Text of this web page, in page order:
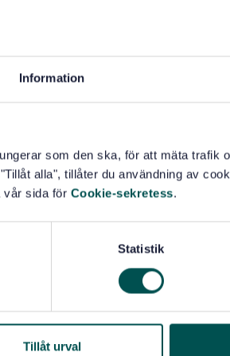
Information
som den ska, för att mäta trafik
alla", tillåter du användning av
vår sida för Cookie-sekretess.
Statistik
Tillåt urval